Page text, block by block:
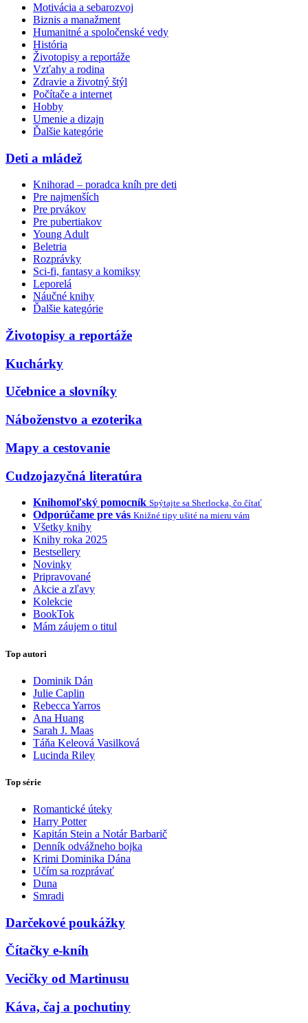
Motivácia a sebarozvoj
Biznis a manažment
Humanitné a spoločenské vedy
História
Životopisy a reportáže
Vzťahy a rodina
Zdravie a životný štýl
Počítače a internet
Hobby
Umenie a dizajn
Ďalšie kategórie
Deti a mládež
Knihorad – poradca kníh pre deti
Pre najmenších
Pre prvákov
Pre pubertiakov
Young Adult
Beletria
Rozprávky
Sci-fi, fantasy a komiksy
Leporelá
Náučné knihy
Ďalšie kategórie
Životopisy a reportáže
Kuchárky
Učebnice a slovníky
Náboženstvo a ezoterika
Mapy a cestovanie
Cudzojazyčná literatúra
Knihomoľský pomocník Spýtajte sa Sherlocka, čo čítať
Odporúčame pre vás Knižné tipy ušité na mieru vám
Všetky knihy
Knihy roka 2025
Bestsellery
Novinky
Pripravované
Akcie a zľavy
Kolekcie
BookTok
Mám záujem o titul
Top autori
Dominik Dán
Julie Caplin
Rebecca Yarros
Ana Huang
Sarah J. Maas
Táňa Keleová Vasilková
Lucinda Riley
Top série
Romantické úteky
Harry Potter
Kapitán Stein a Notár Barbarič
Denník odvážneho bojka
Krimi Dominika Dána
Učím sa rozprávať
Duna
Smradi
Darčekové poukážky
Čítačky e-kníh
Vecičky od Martinusu
Káva, čaj a pochutiny